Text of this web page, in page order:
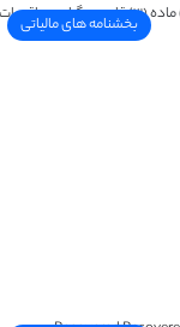
بخشنامه های مالیاتی